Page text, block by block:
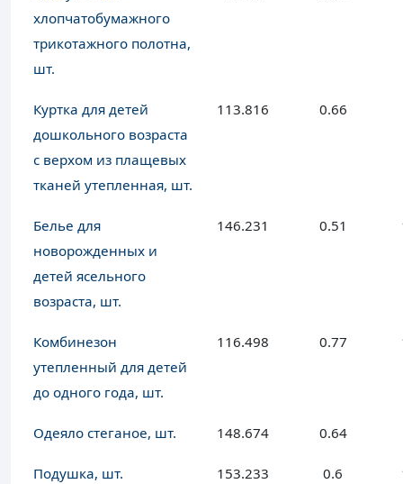
хлопчатобумажного
трикотажного полотна,
шт.
Куртка для детей
дошкольного возраста
с верхом из плащевых
тканей утепленная, шт.
113.816 0.66
Белье для
новорожденных и
детей ясельного
возраста, шт.
146.231 0.51
Комбинезон
утепленный для детей
до одного года, шт.
116.498 0.77
Одеяло стеганое, шт. 148.674 0.64
Подушка, шт. 153.233 0.6